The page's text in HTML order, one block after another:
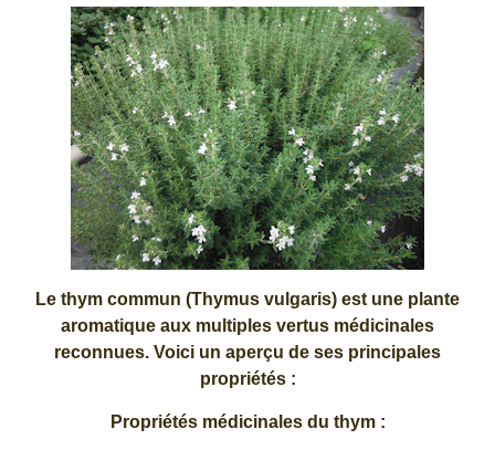
Le thym commun (Thymus vulgaris) est une plante
aromatique aux multiples vertus médicinales
reconnues. Voici un aperçu de ses principales
propriétés :
Propriétés médicinales du thym :